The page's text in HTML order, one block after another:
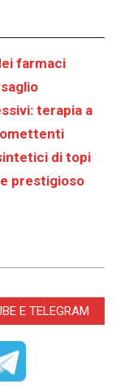
farmaci
terapia a
di topi
prestigioso
E TELEGRAM